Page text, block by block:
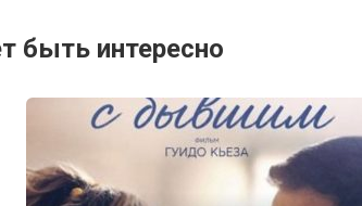
быть интересно